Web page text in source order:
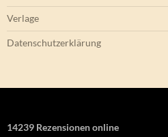
Verlage
Datenschutzerklärung
14239 Rezensionen online